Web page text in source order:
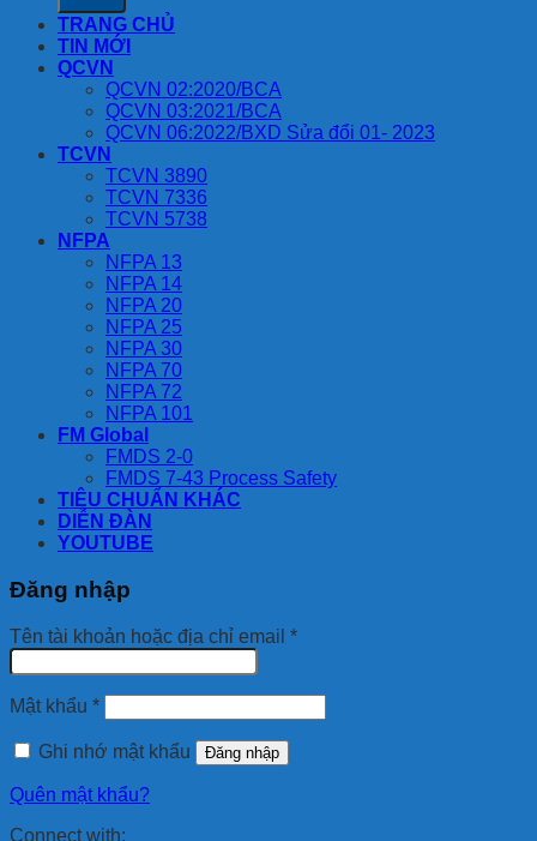
TRANG CHỦ
TIN MỚI
QCVN
QCVN 02:2020/BCA
QCVN 03:2021/BCA
QCVN 06:2022/BXD Sửa đổi 01- 2023
TCVN
TCVN 3890
TCVN 7336
TCVN 5738
NFPA
NFPA 13
NFPA 14
NFPA 20
NFPA 25
NFPA 30
NFPA 70
NFPA 72
NFPA 101
FM Global
FMDS 2-0
FMDS 7-43 Process Safety
TIÊU CHUẨN KHÁC
DIỄN ĐÀN
YOUTUBE
Đăng nhập
Tên tài khoản hoặc địa chỉ email *Bắt
Mật khẩu *Bắt
buộc
Ghi nhớ mật khẩu
Đăng nhập
Quên mật khẩu?
Connect with: